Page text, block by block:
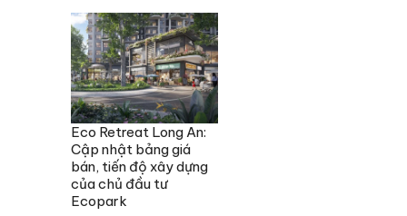
Eco Retreat Long An:
Cập nhật bảng giá
bán, tiến độ xây dựng
của chủ đầu tư
Ecopark